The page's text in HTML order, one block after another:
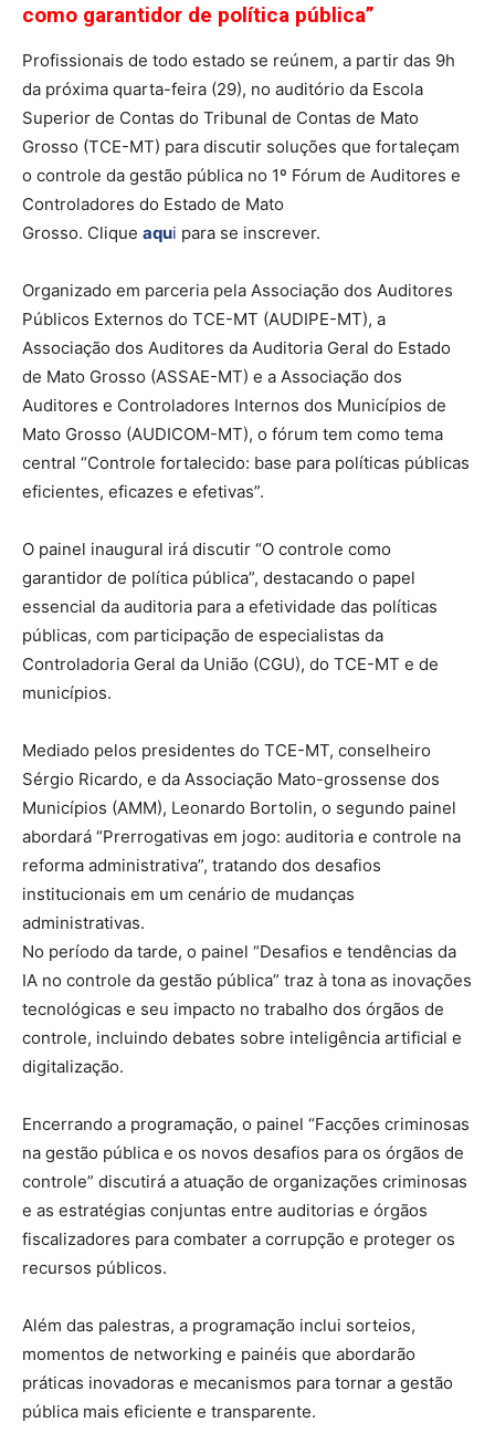
como garantidor de política pública”
Profissionais de todo estado se reúnem, a partir das 9h
da próxima quarta-feira (29), no auditório da Escola
Superior de Contas do Tribunal de Contas de Mato
Grosso (TCE-MT) para discutir soluções que fortaleçam
o controle da gestão pública no 1º Fórum de Auditores e
Controladores do Estado de Mato
Grosso. Clique aqui para se inscrever.
Organizado em parceria pela Associação dos Auditores
Públicos Externos do TCE-MT (AUDIPE-MT), a
Associação dos Auditores da Auditoria Geral do Estado
de Mato Grosso (ASSAE-MT) e a Associação dos
Auditores e Controladores Internos dos Municípios de
Mato Grosso (AUDICOM-MT), o fórum tem como tema
central “Controle fortalecido: base para políticas públicas
eficientes, eficazes e efetivas”.
O painel inaugural irá discutir “O controle como
garantidor de política pública”, destacando o papel
essencial da auditoria para a efetividade das políticas
públicas, com participação de especialistas da
Controladoria Geral da União (CGU), do TCE-MT e de
municípios.
Mediado pelos presidentes do TCE-MT, conselheiro
Sérgio Ricardo, e da Associação Mato-grossense dos
Municípios (AMM), Leonardo Bortolin, o segundo painel
abordará “Prerrogativas em jogo: auditoria e controle na
reforma administrativa”, tratando dos desafios
institucionais em um cenário de mudanças
administrativas.
No período da tarde, o painel “Desafios e tendências da
IA no controle da gestão pública” traz à tona as inovações
tecnológicas e seu impacto no trabalho dos órgãos de
controle, incluindo debates sobre inteligência artificial e
digitalização.
Encerrando a programação, o painel “Facções criminosas
na gestão pública e os novos desafios para os órgãos de
controle” discutirá a atuação de organizações criminosas
e as estratégias conjuntas entre auditorias e órgãos
fiscalizadores para combater a corrupção e proteger os
recursos públicos.
Além das palestras, a programação inclui sorteios,
momentos de networking e painéis que abordarão
práticas inovadoras e mecanismos para tornar a gestão
pública mais eficiente e transparente.